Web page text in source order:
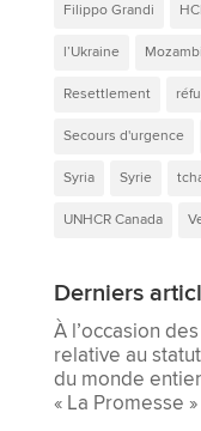
Filippo Grandi
l’Ukraine
Resettlement
Secours d'urgence
Syria Syrie
UNHCR Canada
Derniers
À l’occasion
relative au
du monde
« La Promesse »